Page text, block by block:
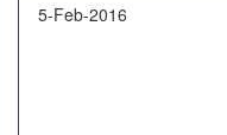
5-Feb-2016